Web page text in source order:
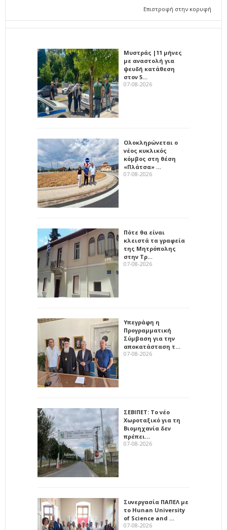
Επιστροφή στην κορυφή
Μυστράς |11 μήνες
με αναστολή για
ψευδή κατάθεση
στον 5…
07-08-2026
Ολοκληρώνεται ο
νέος κυκλικός
κόμβος στη θέση
«Πλάτσα» …
07-08-2026
Πότε θα είναι
κλειστά τα γραφεία
της Μητρόπολης
στην Τρ…
07-08-2026
Υπεγράφη η
Προγραμματική
Σύμβαση για την
αποκατάσταση τ…
07-08-2026
ΣΕΒΙΠΕΤ: Το νέο
Χωροταξικό για τη
Βιομηχανία δεν
πρέπει…
07-08-2026
Συνεργασία ΠΑΠΕΛ με
το Hunan University
of Science and …
07-08-2026